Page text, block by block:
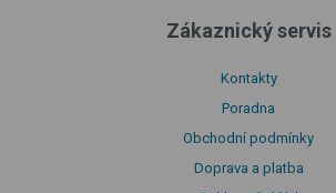
Zákaznický servis
Kontakty
Poradna
Obchodní podmínky
Doprava a platba